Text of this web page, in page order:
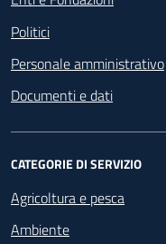
Politici
Personale amministrativo
Documenti e dati
CATEGORIE DI SERVIZIO
Agricoltura e pesca
Ambiente